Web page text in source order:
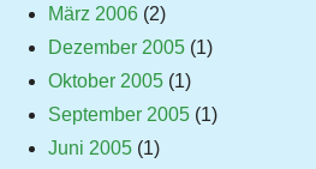
März 2006 (2)
Dezember 2005 (1)
Oktober 2005 (1)
September 2005 (1)
Juni 2005 (1)